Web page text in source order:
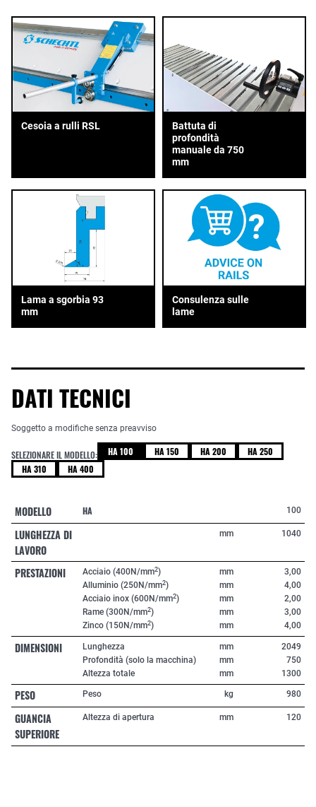
Cesoia a rulli RSL
Battuta di
profondità
manuale da 750
mm
Lama a sgorbia 93
mm
Consulenza sulle
lame
DATI TECNICI
Soggetto a modifiche senza preavviso
SELEZIONARE IL MODELLO: HA 100 HA 150 HA 200
HA 250
HA 310
HA 400
MODELLO HA 100
LUNGHEZZA DI
LAVORO
mm 1040
PRESTAZIONI Acciaio (400N/mm2)
Alluminio (250N/mm2)
Acciaio inox (600N/mm2)
Rame (300N/mm2)
Zinco (150N/mm2)
mm
mm
mm
mm
mm
3,00
4,00
2,00
3,00
4,00
DIMENSIONI
Lunghezza
Profondità (solo la macchina)
Altezza totale
mm
mm
mm
2049
750
1300
PESO Peso kg 980
GUANCIA
SUPERIORE
Altezza di apertura mm 120